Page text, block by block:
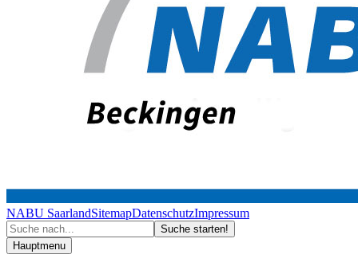
NABU SaarlandSitemapDatenschutzImpressum
Hauptmenu